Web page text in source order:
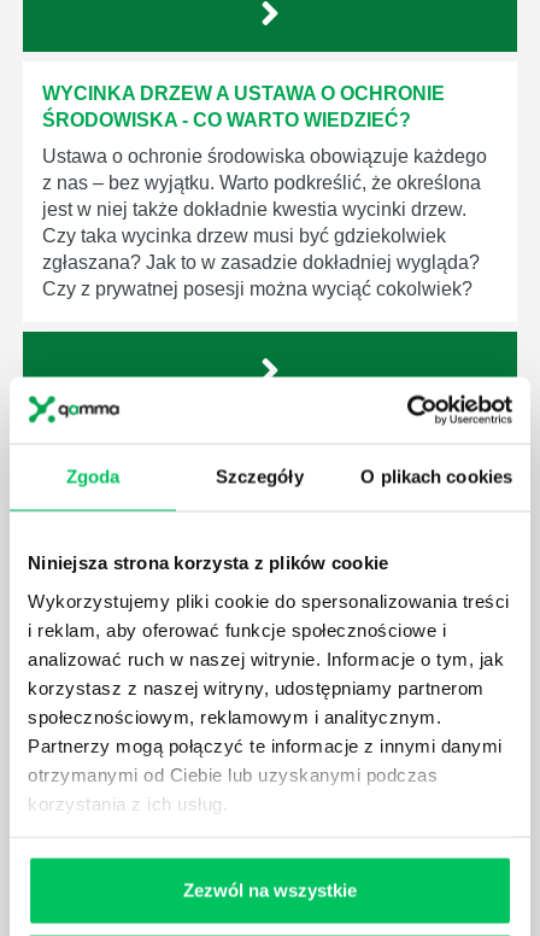
Zgoda Szczegóły O plikach cookies
Niniejsza strona korzysta z plików cookie
Wykorzystujemy pliki cookie do spersonalizowania treści
i reklam, aby oferować funkcje społecznościowe i
analizować ruch w naszej witrynie. Informacje o tym, jak
korzystasz z naszej witryny, udostępniamy partnerom
społecznościowym, reklamowym i analitycznym.
Partnerzy mogą połączyć te informacje z innymi danymi
otrzymanymi od Ciebie lub uzyskanymi podczas
korzystania z ich usług.
Zezwól na wszystkie
WYCINKA DRZEW A USTAWA O OCHRONIE
ŚRODOWISKA - CO WARTO WIEDZIEĆ?
Ustawa o ochronie środowiska obowiązuje każdego
z nas – bez wyjątku. Warto podkreślić, że określona
jest w niej także dokładnie kwestia wycinki drzew.
Czy taka wycinka drzew musi być gdziekolwiek
zgłaszana? Jak to w zasadzie dokładniej wygląda?
Czy z prywatnej posesji można wyciąć cokolwiek?
Prawo wodne to dość skomplikowane prawo w
ustawodawstwie polskim. Na czym dokładniej ono
egzekwowanie prawa wodnego? Na te pytania
odpowiemy pokrótce poniżej.
GDZIE MOŻEMY ZAPOZNAĆ SIĘ Z
WYMAGANIAMI NORM JAKOŚCI WYROBÓW
MEDYCZNYCH?
które mają za zadanie poprawić poszczególne
dziedziny gospodarki. Dzięki nim wszystkie firmy